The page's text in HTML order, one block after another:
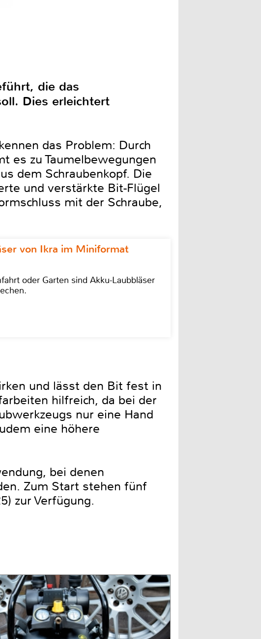
die das
Dies erleichtert
das Problem: Durch
es zu Taumelbewegungen
dem Schraubenkopf. Die
und verstärkte Bit-Flügel
mit der Schraube,
von Ikra im Miniformat
oder Garten sind Akku-Laubbläser
und lässt den Bit fest in
hilfreich, da bei der
nur eine Hand
eine höhere
bei denen
Zum Start stehen fünf
zur Verfügung.